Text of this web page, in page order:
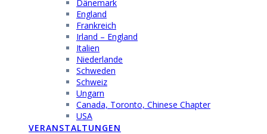
Dänemark
England
Frankreich
Irland – England
Italien
Niederlande
Schweden
Schweiz
Ungarn
Canada, Toronto, Chinese Chapter
USA
VERANSTALTUNGEN